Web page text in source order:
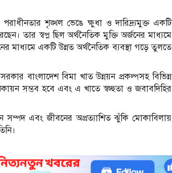
শৃঙ্খল ভেঙে ক্ষুধা ও দারিদ্র্যমুক্ত একটি
তার স্বপ্ন ছিল অর্থনৈতিক মুক্তি অর্জনের মাধ্যমে
মাধ্যমে একটি উন্নত অর্থনৈতিক ব্যবস্থা গড়ে তুলতে
বাংলাদেশ বিমা খাত উন্নয়ন প্রকল্পসহ বিভিন্ন
সম্ভব হবে এবং এ খাতে স্বচ্ছতা ও জবাবদিহির
সম্পদ এবং জীবনের অপ্রত্যাশিত ঝুঁকি মোকাবিলায়